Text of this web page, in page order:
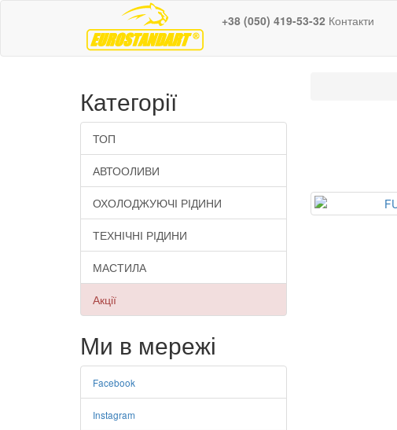
+38 (050) 419-53-32 Контакти
Категорії
ТОП
АВТООЛИВИ
ОХОЛОДЖУЮЧІ РІДИНИ
ТЕХНІЧНІ РІДИНИ
МАСТИЛА
Акції
Ми в мережі
Facebook
Instagram